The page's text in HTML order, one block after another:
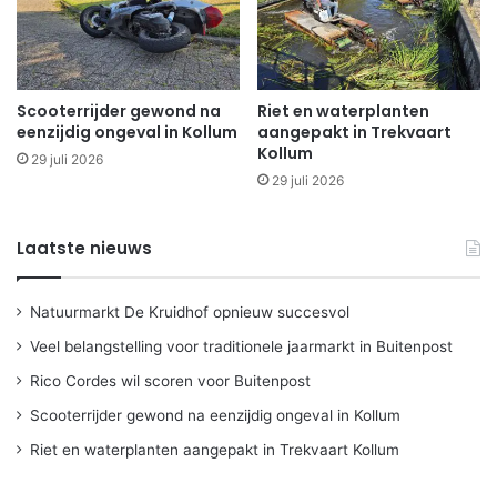
Scooterrijder gewond na
eenzijdig ongeval in Kollum
29 juli 2026
Riet en waterplanten
aangepakt in Trekvaart
Kollum
29 juli 2026
Laatste nieuws
Natuurmarkt De Kruidhof opnieuw succesvol
Veel belangstelling voor traditionele jaarmarkt in Buitenpost
Rico Cordes wil scoren voor Buitenpost
Scooterrijder gewond na eenzijdig ongeval in Kollum
Riet en waterplanten aangepakt in Trekvaart Kollum